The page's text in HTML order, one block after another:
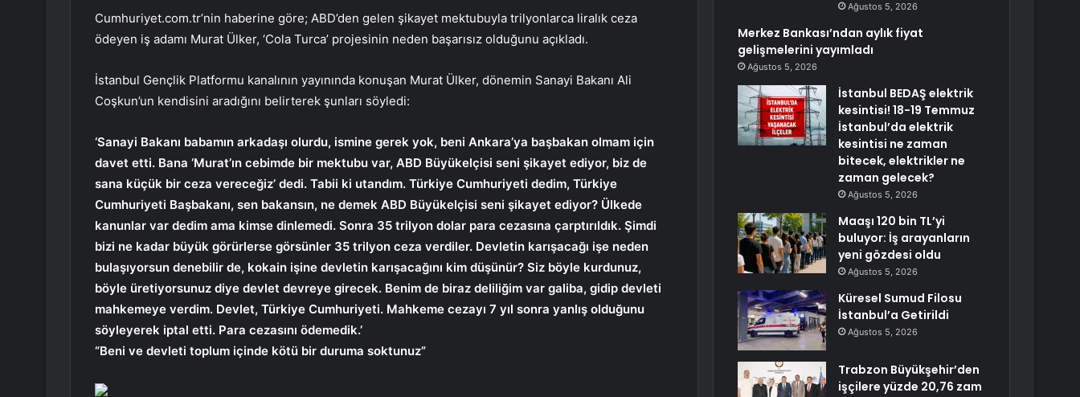
Cumhuriyet.com.tr’nin haberine göre; ABD’den gelen şikayet mektubuyla trilyonlarca liralık ceza
ödeyen iş adamı Murat Ülker, ‘Cola Turca’ projesinin neden başarısız olduğunu açıkladı.
İstanbul Gençlik Platformu kanalının yayınında konuşan Murat Ülker, dönemin Sanayi Bakanı Ali
Coşkun’un kendisini aradığını belirterek şunları söyledi:
‘Sanayi Bakanı babamın arkadaşı olurdu, ismine gerek yok, beni Ankara’ya başbakan olmam için
davet etti. Bana ‘Murat’ın cebimde bir mektubu var, ABD Büyükelçisi seni şikayet ediyor, biz de
sana küçük bir ceza vereceğiz’ dedi. Tabii ki utandım. Türkiye Cumhuriyeti dedim, Türkiye
Cumhuriyeti Başbakanı, sen bakansın, ne demek ABD Büyükelçisi seni şikayet ediyor? Ülkede
kanunlar var dedim ama kimse dinlemedi. Sonra 35 trilyon dolar para cezasına çarptırıldık. Şimdi
bizi ne kadar büyük görürlerse görsünler 35 trilyon ceza verdiler. Devletin karışacağı işe neden
bulaşıyorsun denebilir de, kokain işine devletin karışacağını kim düşünür? Siz böyle kurdunuz,
böyle üretiyorsunuz diye devlet devreye girecek. Benim de biraz deliliğim var galiba, gidip devleti
mahkemeye verdim. Devlet, Türkiye Cumhuriyeti. Mahkeme cezayı 7 yıl sonra yanlış olduğunu
söyleyerek iptal etti. Para cezasını ödemedik.’
“Beni ve devleti toplum içinde kötü bir duruma soktunuz”
Ağustos 5, 2026
Merkez Bankası’ndan aylık fiyat
gelişmelerini yayımladı
Ağustos 5, 2026
İstanbul BEDAŞ elektrik
kesintisi! 18-19 Temmuz
İstanbul’da elektrik
kesintisi ne zaman
bitecek, elektrikler ne
zaman gelecek?
Ağustos 5, 2026
Maaşı 120 bin TL’yi
buluyor: İş arayanların
yeni gözdesi oldu
Ağustos 5, 2026
Küresel Sumud Filosu
İstanbul’a Getirildi
Ağustos 5, 2026
Trabzon Büyükşehir’den
işçilere yüzde 20,76 zam